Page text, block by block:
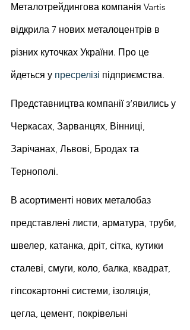
Металотрейдингова компанія Vartis
відкрила 7 нових металоцентрів в
різних куточках України. Про це
йдеться у пресрелізі підприємства.
Представництва компанії з’явились у
Черкасах, Зарванцях, Вінниці,
Зарічанах, Львові, Бродах та
Тернополі.
В асортименті нових металобаз
представлені листи, арматура, труби,
швелер, катанка, дріт, сітка, кутики
сталеві, смуги, коло, балка, квадрат,
гіпсокартонні системи, ізоляція,
цегла, цемент, покрівельні